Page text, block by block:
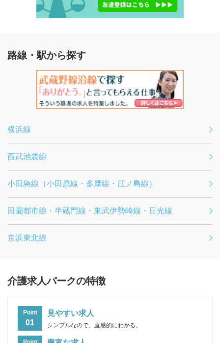
路線・駅から探す
横浜線
西武池袋線
小田急線（小田原線・多摩線・江ノ島線）
田園都市線・半蔵門線・東武伊勢崎線・日光線
京浜東北線
介護求人パークの特徴
Point
01
見やすい求人
シンプルなので、直感的にわかる。